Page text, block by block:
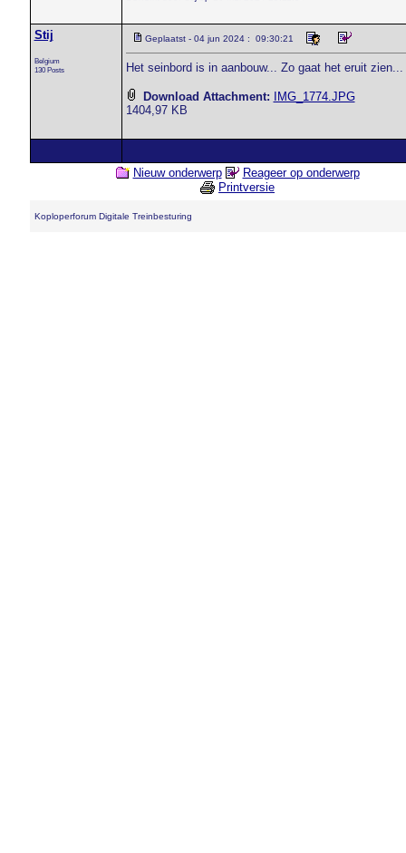
Stij
Belgium
130 Posts
Geplaatst - 04 jun 2024 : 09:30:21
Het seinbord is in aanbouw... Zo gaat het eruit
Download Attachment:
IMG_1774.JPG
1404,97 KB
Nieuw onderwerp
Reageer op onderwerp
Printversie
Koploperforum Digitale Treinbesturing